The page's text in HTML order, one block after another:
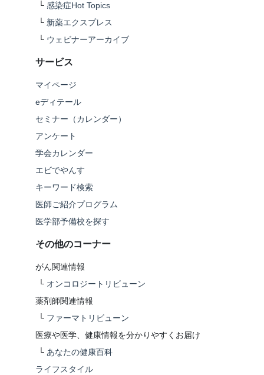
└ 感染症Hot Topics
└ 新薬エクスプレス
└ ウェビナーアーカイブ
サービス
マイページ
eディテール
セミナー（カレンダー）
アンケート
学会カレンダー
エビでやんす
キーワード検索
医師ご紹介プログラム
医学部予備校を探す
その他のコーナー
がん関連情報
└ オンコロジートリビューン
薬剤師関連情報
└ ファーマトリビューン
医療や医学、健康情報を分かりやすくお届け
└ あなたの健康百科
ライフスタイル